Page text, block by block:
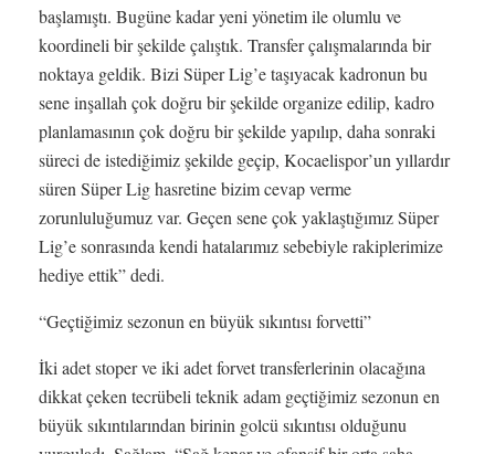
başlamıştı. Bugüne kadar yeni yönetim ile olumlu ve
koordineli bir şekilde çalıştık. Transfer çalışmalarında bir
noktaya geldik. Bizi Süper Lig’e taşıyacak kadronun bu
sene inşallah çok doğru bir şekilde organize edilip, kadro
planlamasının çok doğru bir şekilde yapılıp, daha sonraki
süreci de istediğimiz şekilde geçip, Kocaelispor’un yıllardır
süren Süper Lig hasretine bizim cevap verme
zorunluluğumuz var. Geçen sene çok yaklaştığımız Süper
Lig’e sonrasında kendi hatalarımız sebebiyle rakiplerimize
hediye ettik” dedi.
“Geçtiğimiz sezonun en büyük sıkıntısı forvetti”
İki adet stoper ve iki adet forvet transferlerinin olacağına
dikkat çeken tecrübeli teknik adam geçtiğimiz sezonun en
büyük sıkıntılarından birinin golcü sıkıntısı olduğunu